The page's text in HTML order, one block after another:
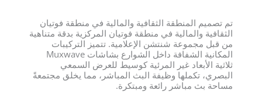
تم تصميم المنطقة الثقافية والمالية في منطقة فوتيان
الثقافية والمالية في منطقة فوتيان المركزية بدقة متناهية
من قبل مجموعة شنتشن الإعلامية. تتميز التركيبات
المكانية الشفافة داخل الشوارع بشاشات Muxwave
ثلاثية الأبعاد غير المرئية كوسيط للعرض السمعي
البصري، تكملها وظيفة البث المباشر، مما يخلق مجتمعةً
مساحة بث مباشر رائعة ومبتكرة.